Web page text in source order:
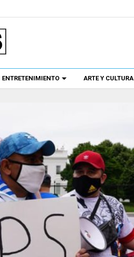
ENTRETENIMIENTO ARTE Y CULTURA